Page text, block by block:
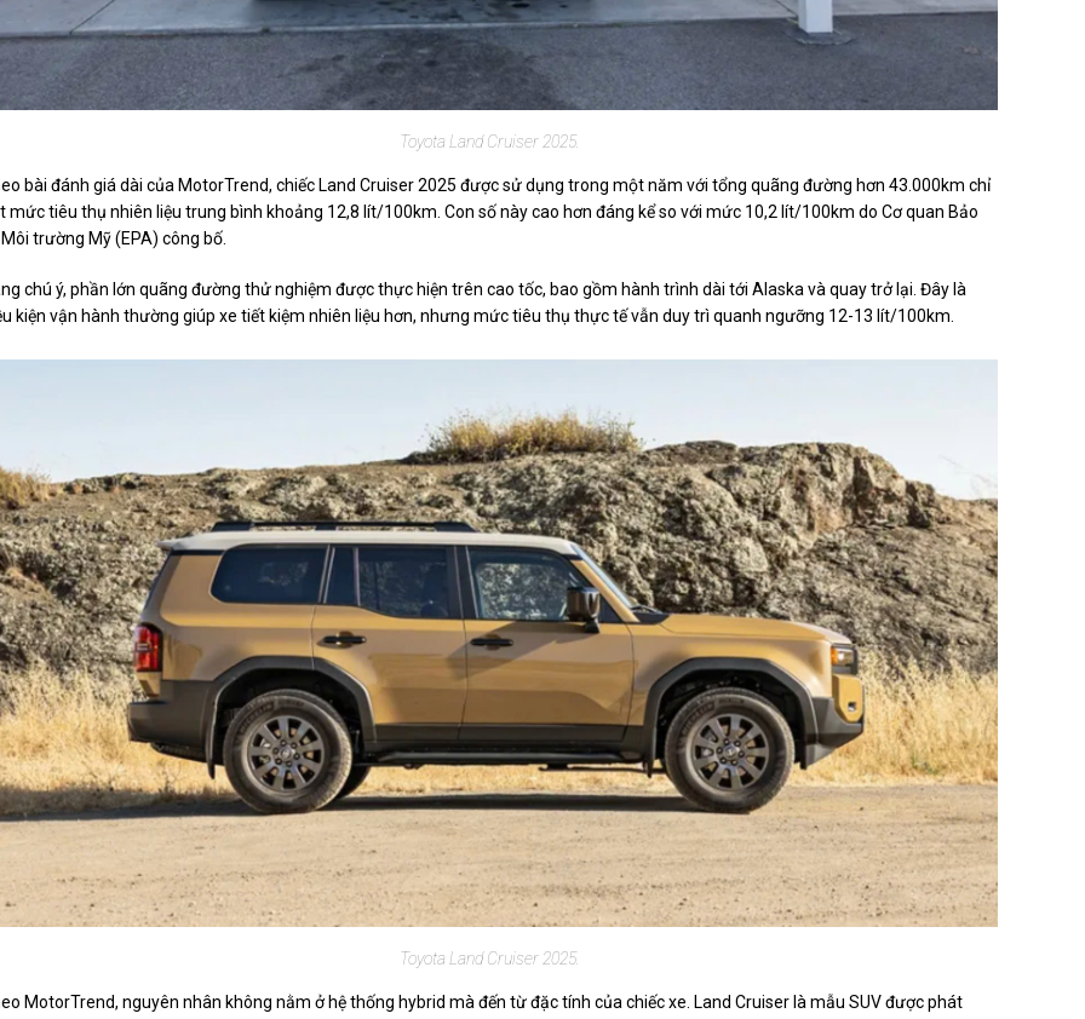
Toyota Land Cruiser 2025.
bài đánh giá dài của MotorTrend, chiếc Land Cruiser 2025 được sử dụng trong một năm với tổng quãng đường hơn 43.000km chỉ
mức tiêu thụ nhiên liệu trung bình khoảng 12,8 lít/100km. Con số này cao hơn đáng kể so với mức 10,2 lít/100km do Cơ quan Bảo
trường Mỹ (EPA) công bố.
chú ý, phần lớn quãng đường thử nghiệm được thực hiện trên cao tốc, bao gồm hành trình dài tới Alaska và quay trở lại. Đây là
kiện vận hành thường giúp xe tiết kiệm nhiên liệu hơn, nhưng mức tiêu thụ thực tế vẫn duy trì quanh ngưỡng 12-13 lít/100km.
Toyota Land Cruiser 2025.
MotorTrend, nguyên nhân không nằm ở hệ thống hybrid mà đến từ đặc tính của chiếc xe. Land Cruiser là mẫu SUV được phát